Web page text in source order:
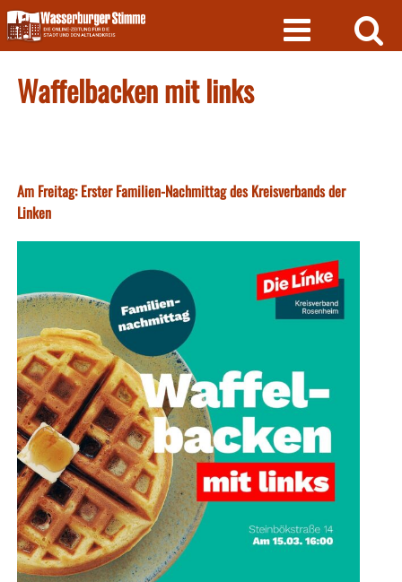
Skip
to
content
Waffelbacken mit links
Am Freitag: Erster Familien-Nachmittag des Kreisverbands der
Linken